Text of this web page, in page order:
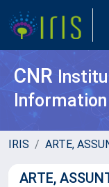
CNR
IRIS ARTE,
ARTE,